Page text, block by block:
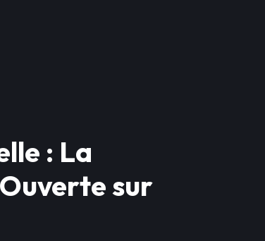
: La
sur